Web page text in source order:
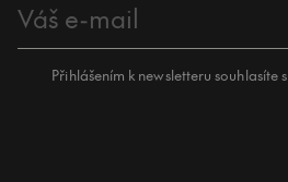
Přihlášením k newsletteru souhlasíte s